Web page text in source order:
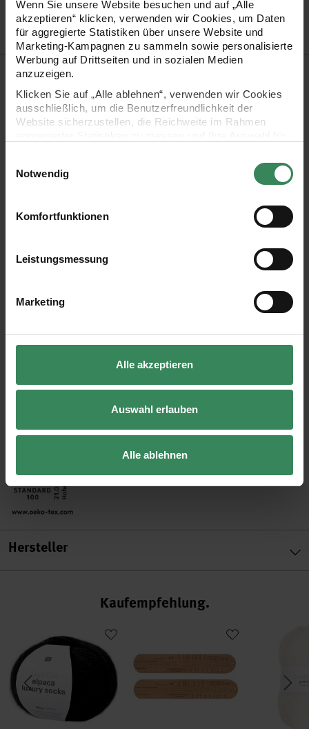
Wenn Sie unsere Website besuchen und auf „Alle
akzeptieren“ klicken, verwenden wir Cookies, um Daten
für aggregierte Statistiken über unsere Website und
Marketing-Kampagnen zu sammeln sowie personalisierte
Werbung auf Drittseiten und in sozialen Medien
anzuzeigen.
Klicken Sie auf „Alle ablehnen“, verwenden wir Cookies
ausschließlich, um die Benutzerfreundlichkeit der
Website sicherzustellen, die Reichweite im Rahmen
Ihre Einwilligung ist freiwillig und kann jederzeit über den
Link „Cookie-Einstellungen“ im Fußbereich der Seite
verwendeten Technologien und den Empfängern der
Daten finden Sie in unserer Datenschutzerklärung.
Notwendig
Komfortfunktionen
Leistungsmessung
Marketing
Alle akzeptieren
Auswahl erlauben
Alle ablehnen
Bestell-Nr.3608999
Produktbeschreibung
Das Garn Socks Alpaca Art ist ein besonders hochwertiges
Sockengarn aus einer Schurwollmischung mit Alpaka-Anteil.
Das Garn ist ideal für superweiche selbstgestrickte Socken
und zeigt harmonische Farbverläufe.
- Zusammensetzung: 55% Schurwolle, 25% Polyamid, 20%
- Nadelstärke: 2.0 - 3.0
- Maschenprobe: 30 Maschen und 40 Reihen = 10 x 10 cm
- Verbrauch: Socken bis Gr. 46 = ca. 100 g
Hersteller
Kaufempfehlung
Superba Alpaca Luxury SocksSocken Lineal 4+6-fach